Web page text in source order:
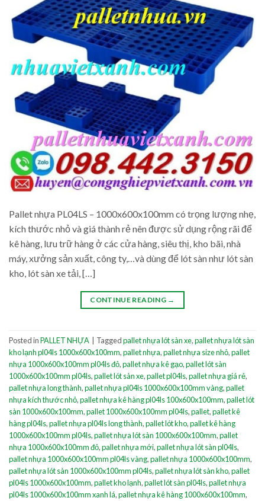
Pallet nhựa PL04LS – 1000x600x100mm có trọng lượng nhẹ,
kích thước nhỏ và giá thành rẻ nên được sử dụng rộng rãi để
kê hàng, lưu trữ hàng ở các cửa hàng, siêu thị, kho bãi, nhà
máy, xưởng sản xuất, công ty,…và dùng để lót sàn như lót sàn
kho, lót sàn xe tải, […]
CONTINUE READING →
Posted inPALLET NHỰA Taggedpallet nhựa lót sàn xe,pallet nhựa lót sàn
kho lạnh pl04ls 1000x600x100mm,pallet nhựa,pallet nhựa size nhỏ,pallet
nhựa 1000x600x100mm pl04ls đỏ,pallet nhựa kê gạo,pallet lót sàn
1000x600x100mm pl04ls,pallet lót sàn xe,pallet pl04ls,pallet nhựa giá rẻ,
pallet nhựa long thành,pallet nhựa pl04ls 1000x600x100mm vàng,pallet
nhựa kích thước nhỏ,pallet nhựa kê hàng pl04ls 100x600x100mm,pallet lót
sàn 1000x600x100mm,pallet 1000x600x100mm pl04ls,pallet,pallet kê
hàng pl04ls,pallet nhựa pl04ls long thành,pallet lót kho,pallet kê hàng
1000x600x100mm pl04ls,pallet nhựa lót sàn 1000x600x100mm,pallet
nhựa 1000x600x100mm đỏ,pallet nhựa mới,pallet nhựa lót sàn pl04ls,
pallet nhựa 1000x600x100mm pl04ls vàng,pallet nhựa 1000x600x100mm,
pallet nhựa lót sàn 1000x600x100mm pl04ls,pallet nhựa lót sàn kho,pallet
pl04ls 1000x600x100mm,pallet kho lạnh,pallet lót sàn pl04ls,pallet nhựa
pl04ls 1000x600x100mm xanh lá,pallet nhựa kê hàng 1000x600x100mm,